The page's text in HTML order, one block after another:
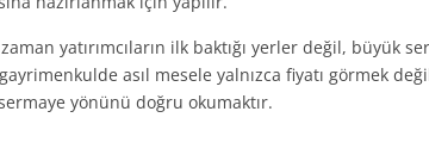
yatırımcıların ilk baktığı yerler değil, büyük
asıl mesele yalnızca fiyatı görmek
yönünü doğru okumaktır.